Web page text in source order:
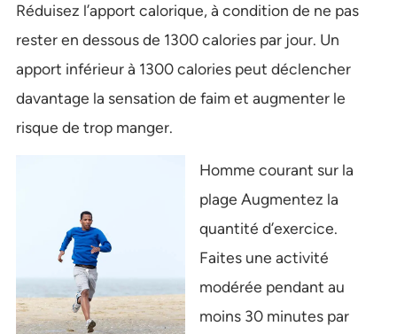
Réduisez l’apport calorique, à condition de ne pas
rester en dessous de 1300 calories par jour. Un
apport inférieur à 1300 calories peut déclencher
davantage la sensation de faim et augmenter le
risque de trop manger.
Homme courant sur la
plage Augmentez la
quantité d’exercice.
Faites une activité
modérée pendant au
moins 30 minutes par